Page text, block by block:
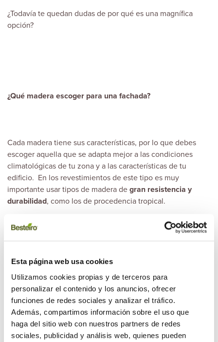
Esta página web usa cookies
Utilizamos cookies propias y de terceros para
personalizar el contenido y los anuncios, ofrecer
funciones de redes sociales y analizar el tráfico.
Además, compartimos información sobre el uso que
haga del sitio web con nuestros partners de redes
sociales, publicidad y análisis web, quienes pueden
¿Todavía te quedan dudas de por qué es una magnífica
opción?
¿Qué madera escoger para una fachada?
Cada madera tiene sus características, por lo que debes
escoger aquella que se adapta mejor a las condiciones
climatológicas de tu zona y a las características de tu
edificio. En los revestimientos de este tipo es muy
importante usar tipos de madera de gran resistencia y
durabilidad, como los de procedencia tropical.
¿Qué mantenimiento necesita la madera en fachadas?